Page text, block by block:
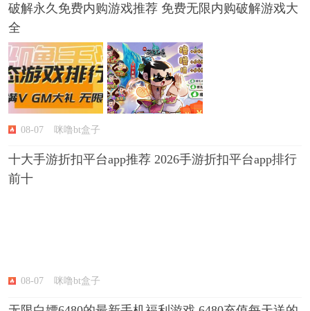
破解永久免费内购游戏推荐 免费无限内购破解游戏大
全
08-07 咪噜bt盒子
十大手游折扣平台app推荐 2026手游折扣平台app排行
前十
08-07 咪噜bt盒子